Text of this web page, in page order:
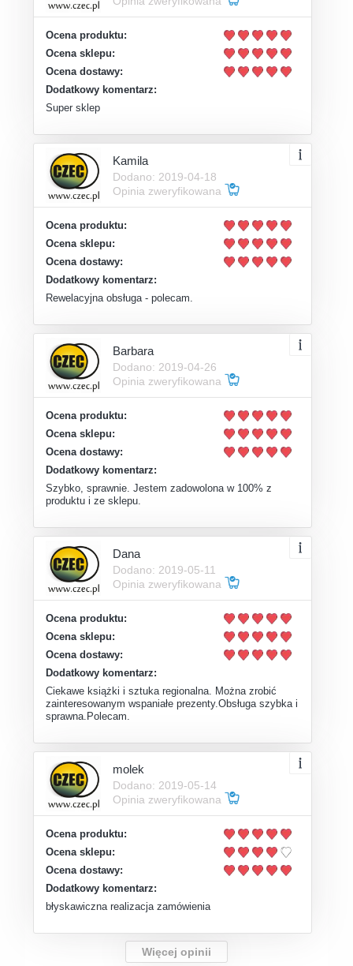
Ocena produktu:
Ocena sklepu:
Ocena dostawy:
Dodatkowy komentarz:
Super sklep
Kamila
Dodano: 2019-04-18
Opinia zweryfikowana
Ocena produktu:
Ocena sklepu:
Ocena dostawy:
Dodatkowy komentarz:
Rewelacyjna obsługa - polecam.
Barbara
Dodano: 2019-04-26
Opinia zweryfikowana
Ocena produktu:
Ocena sklepu:
Ocena dostawy:
Dodatkowy komentarz:
Szybko, sprawnie. Jestem zadowolona w 100% z
produktu i ze sklepu.
Dana
Dodano: 2019-05-11
Opinia zweryfikowana
Ocena produktu:
Ocena sklepu:
Ocena dostawy:
Dodatkowy komentarz:
Ciekawe książki i sztuka regionalna. Można zrobić
zainteresowanym wspaniałe prezenty.Obsługa szybka i
sprawna.Polecam.
molek
Dodano: 2019-05-14
Opinia zweryfikowana
Ocena produktu:
Ocena sklepu:
Ocena dostawy:
Dodatkowy komentarz:
błyskawiczna realizacja zamówienia
Więcej opinii